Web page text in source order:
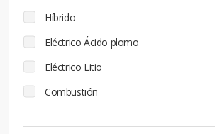
Híbrido
Eléctrico Ácido plomo
Eléctrico Litio
Combustión